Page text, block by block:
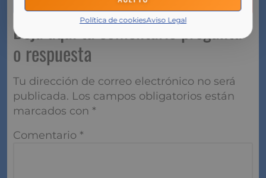
Política de cookiesAviso Legal
Deja aquí tu comentario pregunta
o respuesta
Tu dirección de correo electrónico no será
publicada. Los campos obligatorios están
marcados con *
Comentario *